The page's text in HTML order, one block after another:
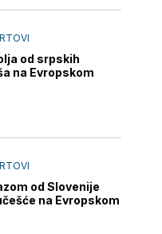
od srpskih
na Evropskom
od Slovenije
na Evropskom